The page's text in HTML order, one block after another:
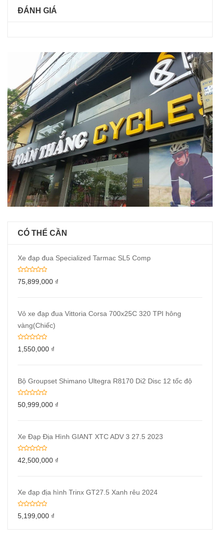
ĐÁNH GIÁ
CÓ THỂ CẦN
Xe đạp đua Specialized Tarmac SL5 Comp
75,899,000 ₫
Vỏ xe đạp đua Vittoria Corsa 700x25C 320 TPI hông
vàng(Chiếc)
1,550,000 ₫
Bộ Groupset Shimano Ultegra R8170 Di2 Disc 12 tốc độ
50,999,000 ₫
Xe Đạp Địa Hình GIANT XTC ADV 3 27.5 2023
42,500,000 ₫
Xe đạp địa hình Trinx GT27.5 Xanh rêu 2024
5,199,000 ₫